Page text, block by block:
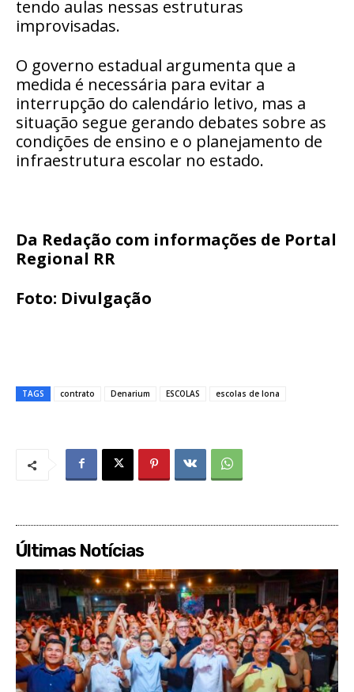
tendo aulas nessas estruturas
improvisadas.
O governo estadual argumenta que a
medida é necessária para evitar a
interrupção do calendário letivo, mas a
situação segue gerando debates sobre as
condições de ensino e o planejamento de
infraestrutura escolar no estado.
Da Redação com informações de Portal
Regional RR
Foto: Divulgação
TAGS contrato Denarium ESCOLAS escolas de lona
Últimas Notícias